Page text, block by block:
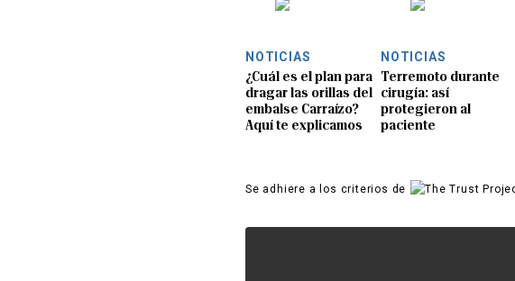
NOTICIAS
¿Cuál es el plan para
dragar las orillas del
embalse Carraízo?
Aquí te explicamos
NOTICIAS
Terremoto durante
cirugía: así
protegieron al
paciente
Se adhiere a los criterios de